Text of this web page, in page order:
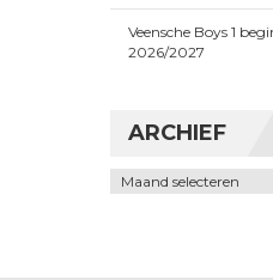
Veensche Boys 1
2026/2027
ARCHIEF
Archief